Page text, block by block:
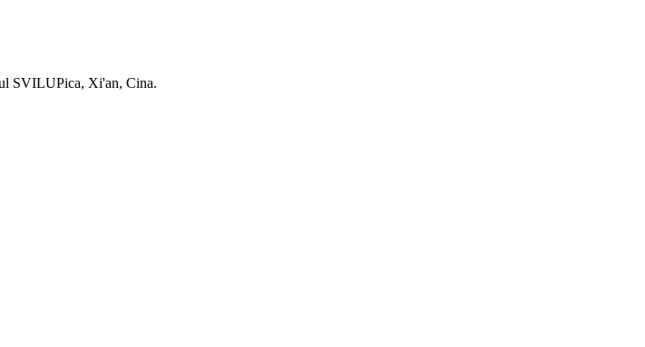
SVILUPica, Xi'an, Cina.